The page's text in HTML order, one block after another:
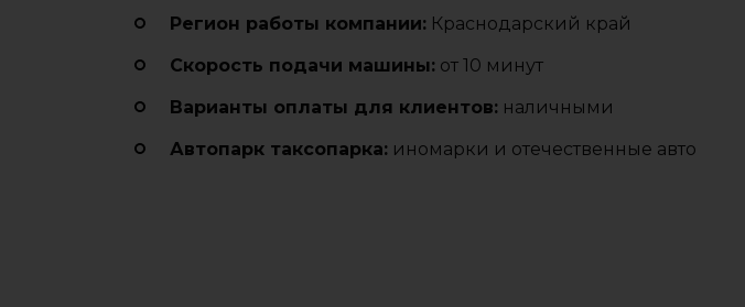
Регион работы компании: Краснодарский край
Cкорость подачи машины: от 10 минут
Варианты оплаты для клиентов: наличными
Автопарк таксопарка: иномарки и отечественные авто